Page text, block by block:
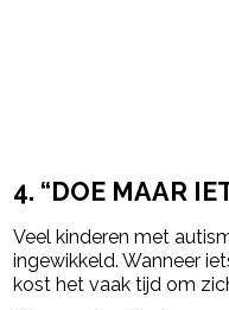
4. “DOE MAAR
Veel kinderen met
ingewikkeld. Wanneer
kost het vaak tijd om